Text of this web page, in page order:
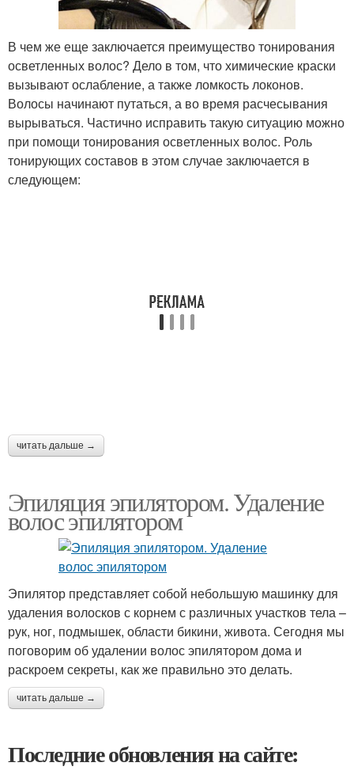
В чем же еще заключается преимущество тонирования
осветленных волос? Дело в том, что химические краски
вызывают ослабление, а также ломкость локонов.
Волосы начинают путаться, а во время расчесывания
вырываться. Частично исправить такую ситуацию можно
при помощи тонирования осветленных волос. Роль
тонирующих составов в этом случае заключается в
следующем:
читать дальше →
Эпиляция эпилятором. Удаление
волос эпилятором
Эпилятор представляет собой небольшую машинку для
удаления волосков с корнем с различных участков тела –
рук, ног, подмышек, области бикини, живота. Сегодня мы
поговорим об удалении волос эпилятором дома и
раскроем секреты, как же правильно это делать.
читать дальше →
Последние обновления на сайте: